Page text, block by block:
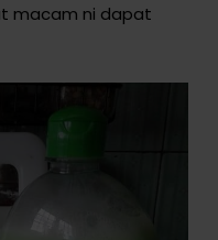
macam ni dapat